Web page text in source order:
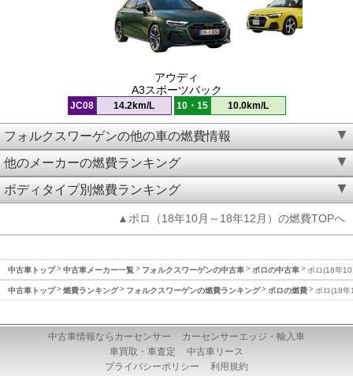
アウディ
A3スポーツバック
JC08 14.2km/L 10・15 10.0km/L
フォルクスワーゲンの他の車の燃費情報
他のメーカーの燃費ランキング
ボディタイプ別燃費ランキング
▲ポロ（18年10月～18年12月）の燃費TOPへ
中古車トップ 中古車メーカー一覧 フォルクスワーゲンの中古車 ポロの中古車 ポロ(18年
中古車トップ 燃費ランキング フォルクスワーゲンの燃費ランキング ポロの燃費 ポロ(18
中古車情報ならカーセンサー
カーセンサーエッジ・輸入車
車買取・車査定
中古車リース
プライバシーポリシー
利用規約